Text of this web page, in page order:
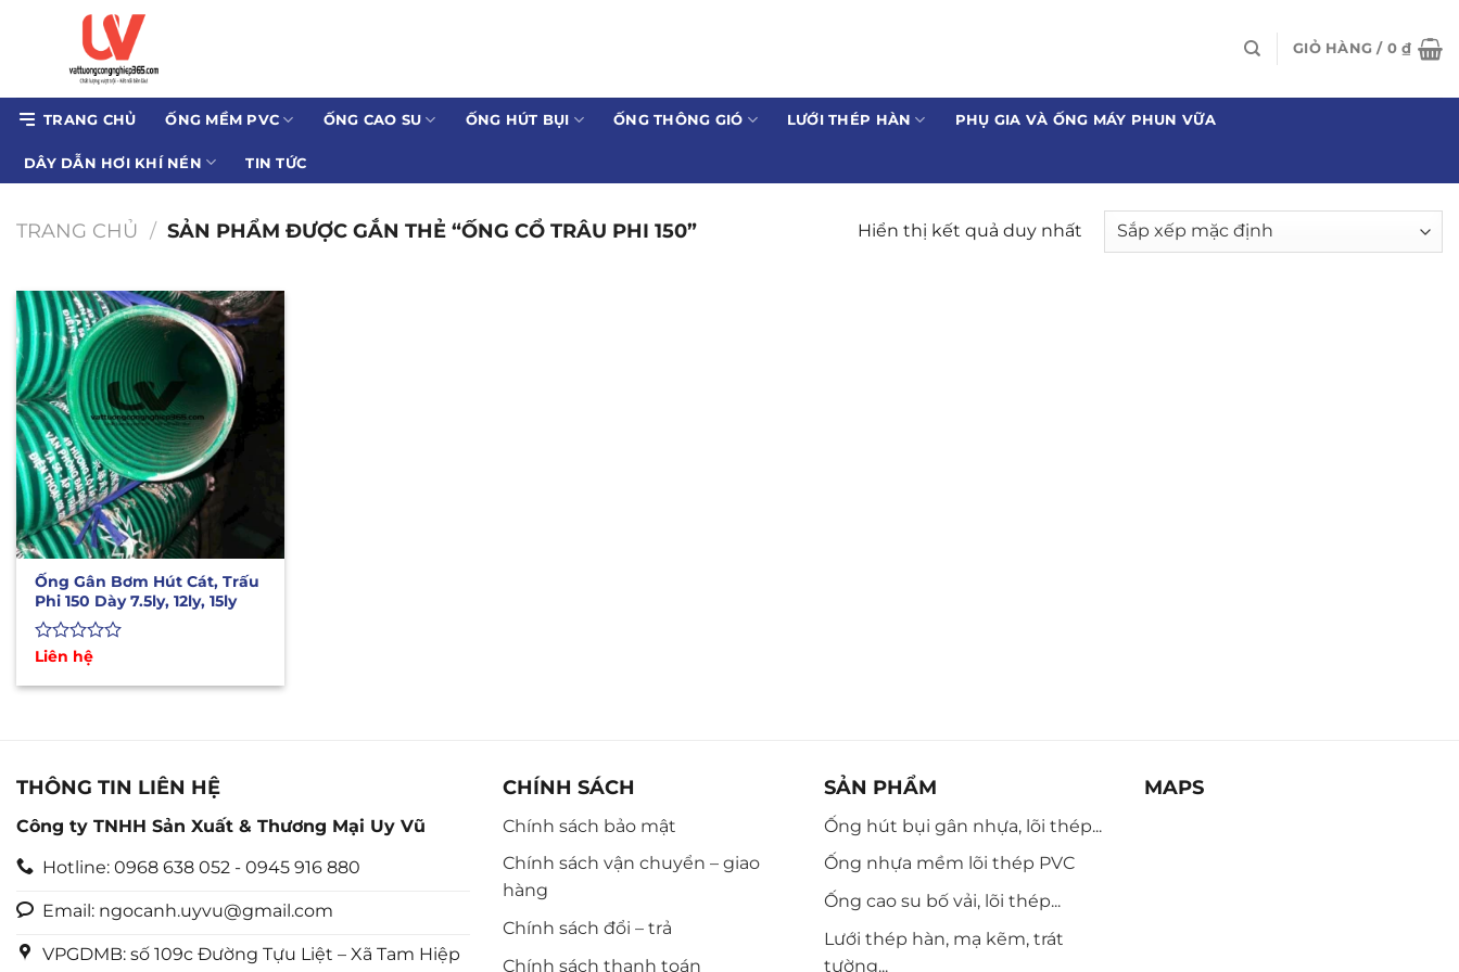
dung
GIỎ HÀNG / 0₫
TRANG CHỦ ỐNG MỀM PVC ỐNG CAO SU ỐNG HÚT BỤI ỐNG THÔNG GIÓ LƯỚI THÉP HÀN PHỤ GIA VÀ ỐNG MÁY PHUN VỮA
DÂY DẪN HƠI KHÍ NÉN TIN TỨC
TRANG CHỦ / SẢN PHẨM ĐƯỢC GẮN THẺ “ỐNG CỔ TRÂU PHI 150” Hiển thị kết quả duy nhất
Ống Gân Bơm Hút Cát, Trấu
Phi 150 Dày 7.5ly, 12ly, 15ly
Được
hạng
Liên hệ
THÔNG TIN LIÊN HỆ
Công ty TNHH Sản Xuất & Thương Mại Uy Vũ
Hotline: 0968 638 052 - 0945 916 880
Email: ngocanh.uyvu@gmail.com
VPGDMB: số 109c Đường Tựu Liệt – Xã Tam Hiệp
CHÍNH SÁCH
Chính sách bảo mật
Chính sách vận chuyển – giao
hàng
Chính sách đổi – trả
Chính sách thanh toán
SẢN PHẨM
Ống hút bụi gân nhựa, lõi thép...
Ống nhựa mềm lõi thép PVC
Ống cao su bố vải, lõi thép...
Lưới thép hàn, mạ kẽm, trát
tường...
MAPS